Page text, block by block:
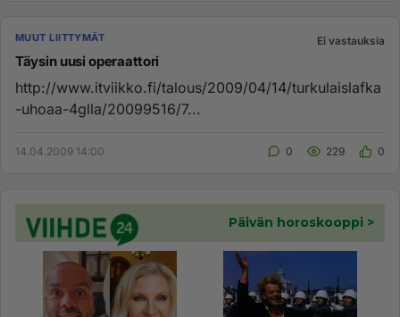
MUUT LIITTYMÄT Ei vastauksia
Täysin uusi operaattori
http://www.itviikko.fi/talous/2009/04/14/turkulaislafka
-uhoaa-4glla/20099516/7...
14.04.2009 14:00 0 229 0